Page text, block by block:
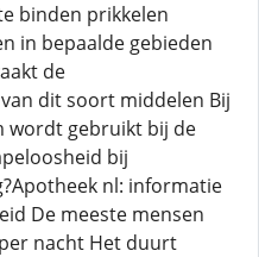
binden prikkelen
in bepaalde gebieden
de
dit soort middelen Bij
wordt gebruikt bij de
bij
nl: informatie
De meeste mensen
nacht Het duurt